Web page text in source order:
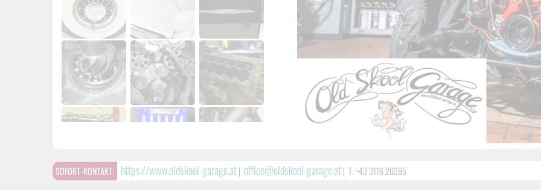
SOFORT-KONTAKT: https://www.oldskool-garage.at| office@oldskool-garage.at| T. +43 3116 20395